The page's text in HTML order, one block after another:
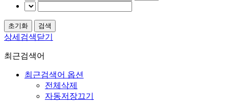
상세검색닫기
최근검색어
최근검색어 옵션
전체삭제
자동저장끄기